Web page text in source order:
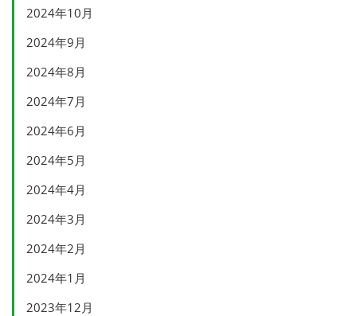
2024年10月
2024年9月
2024年8月
2024年7月
2024年6月
2024年5月
2024年4月
2024年3月
2024年2月
2024年1月
2023年12月